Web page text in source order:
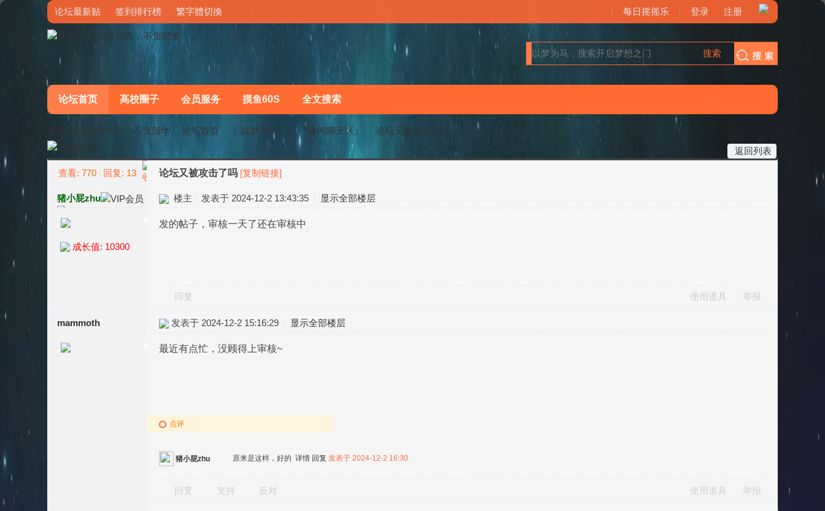
论坛最新贴 签到排行榜 繁字體切換 每日摇摇乐 登录 注册
搜索
论坛首页 高校圈子 会员服务 摸鱼60S 全文搜索
梦马论坛-以梦为马，不负韶华 论坛首页 〖以梦为马〗 『休闲聊天区』
论坛又被攻击了吗
返回列表
查看: 770 回复: 13 论坛又被攻击了吗 [复制链接]
猪小屁zhu
成长值: 10300
楼主 发表于 2024-12-2 13:43:35 显示全部楼层
发的帖子，审核一天了还在审核中
回复 使用道具 举报
mammoth 发表于 2024-12-2 15:16:29 显示全部楼层
最近有点忙，没顾得上审核~
点评
猪小屁zhu 原来是这样，好的 详情 回复 发表于 2024-12-2 16:30
回复 支持 反对 使用道具 举报